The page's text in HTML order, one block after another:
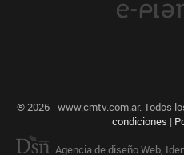
® 2026 - www.cmtv.com.ar. Todos
condiciones |
Agencia de diseño Web,